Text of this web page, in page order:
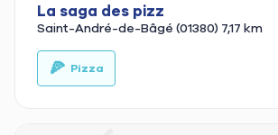
La saga des pizz
Saint-André-de-Bâgé (01380) 7,17 km
🍕 Pizza